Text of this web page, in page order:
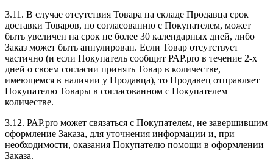
3.11. В случае отсутствия Товара на складе Продавца срок
доставки Товаров, по согласованию с Покупателем, может
быть увеличен на срок не более 30 календарных дней, либо
Заказ может быть аннулирован. Если Товар отсутствует
частично (и если Покупатель сообщит РАР.pro в течение 2-х
дней о своем согласии принять Товар в количестве,
имеющемся в наличии у Продавца), то Продавец отправляет
Покупателю Товары в согласованном с Покупателем
количестве.
3.12. РАР.pro может связаться с Покупателем, не завершившим
оформление Заказа, для уточнения информации и, при
необходимости, оказания Покупателю помощи в оформлении
Заказа.